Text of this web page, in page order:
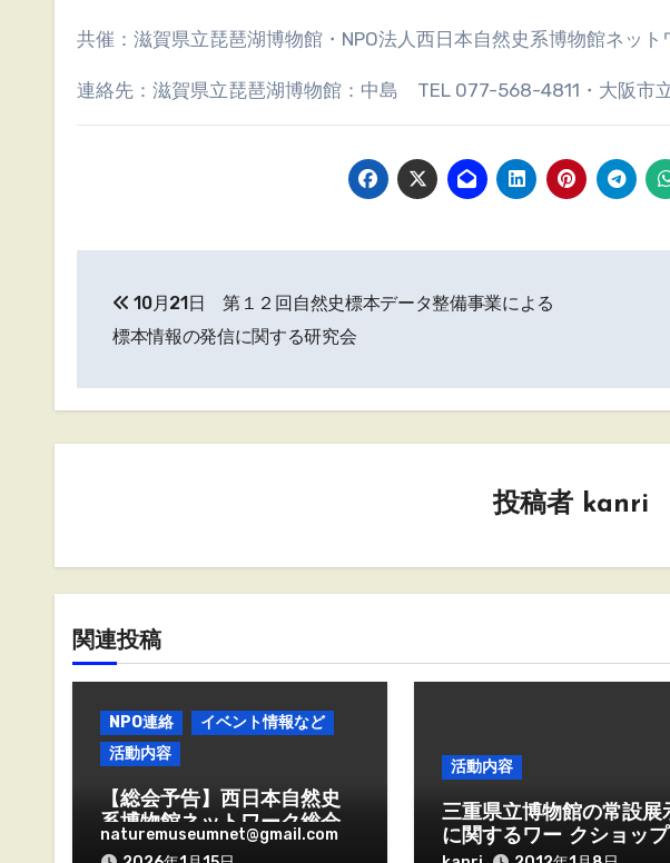
共催：滋賀県立琵琶湖博物館・NPO法人西日本自然史系博物館ネット
連絡先：滋賀県立琵琶湖博物館：中島 TEL 077-568-4811・大阪
ビ
ゲ
ョ
ン
10月21日 第１２回自然史標本データ整備事業による
標本情報の発信に関する研究会
投稿者 kanri
関連投稿
NPO連絡
イベント情報など
活動内容
【総会予告】西日本自然史
系博物館ネットワーク総会
を2026年2月16日午後にオ
naturemuseumnet@gmail.com
活動内容
三重県立博物館の常設展
に関するワー クショップ